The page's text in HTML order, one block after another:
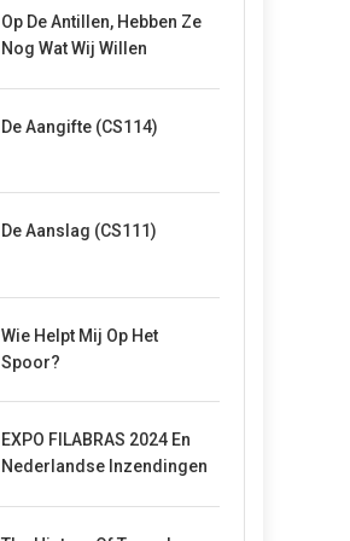
Op De Antillen, Hebben Ze
Nog Wat Wij Willen
De Aangifte (CS114)
De Aanslag (CS111)
Wie Helpt Mij Op Het
Spoor?
EXPO FILABRAS 2024 En
Nederlandse Inzendingen